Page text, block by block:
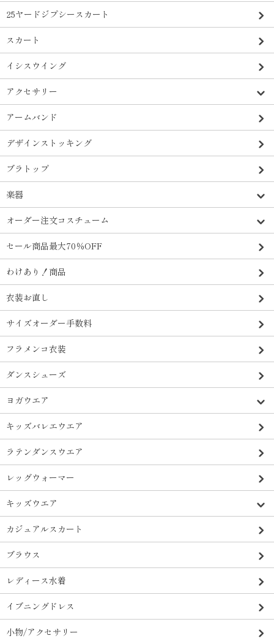
25ヤードジプシースカート
スカート
イシスウイング
アクセサリー
アームバンド
デザインストッキング
ブラトップ
楽器
オーダー注文コスチューム
セール商品最大70％OFF
わけあり！商品
衣装お直し
サイズオーダー手数料
フラメンコ衣装
ダンスシューズ
ヨガウエア
キッズバレエウエア
ラテンダンスウエア
レッグウォーマー
キッズウエア
カジュアルスカート
ブラウス
レディース水着
イブニングドレス
小物/アクセサリー